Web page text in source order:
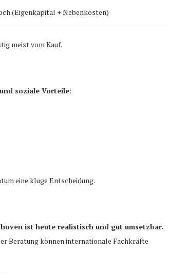
(Eigenkapital + Nebenkosten)
meist vom Kauf.
soziale Vorteile:
eine kluge Entscheidung.
ist heute realistisch und gut umsetzbar.
Beratung können internationale Fachkräfte